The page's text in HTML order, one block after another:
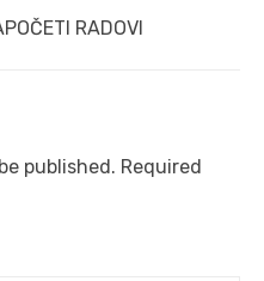
RADOVI
published. Required